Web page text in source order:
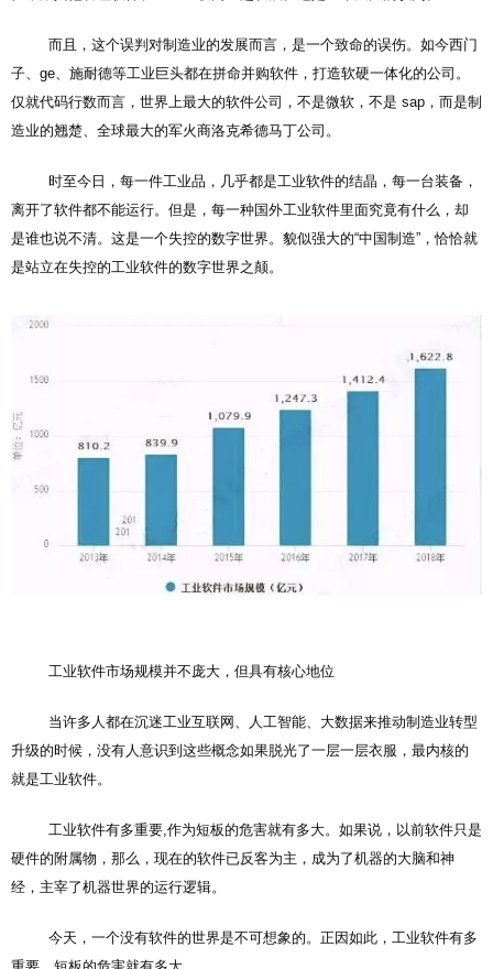
而且，这个误判对制造业的发展而言，是一个致命的误伤。如今西门
子、ge、施耐德等工业巨头都在拼命并购软件，打造软硬一体化的公司。
仅就代码行数而言，世界上最大的软件公司，不是微软，不是 sap，而是制
造业的翘楚、全球最大的军火商洛克希德马丁公司。
时至今日，每一件工业品，几乎都是工业软件的结晶，每一台装备，
离开了软件都不能运行。但是，每一种国外工业软件里面究竟有什么，却
是谁也说不清。这是一个失控的数字世界。貌似强大的“中国制造”，恰恰就
是站立在失控的工业软件的数字世界之颠。
工业软件市场规模并不庞大，但具有核心地位
当许多人都在沉迷工业互联网、人工智能、大数据来推动制造业转型
升级的时候，没有人意识到这些概念如果脱光了一层一层衣服，最内核的
就是工业软件。
工业软件有多重要,作为短板的危害就有多大。如果说，以前软件只是
硬件的附属物，那么，现在的软件已反客为主，成为了机器的大脑和神
经，主宰了机器世界的运行逻辑。
今天，一个没有软件的世界是不可想象的。正因如此，工业软件有多